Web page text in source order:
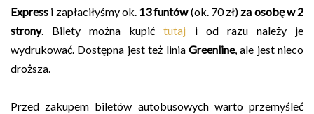
Express i zapłaciłyśmy ok. 13 funtów(ok. 70 zł) za osobę w 2
strony. Bilety można kupićtutaj i od razu należy je
wydrukować. Dostępna jest też linia Greenline, ale jest nieco
droższa.
Przed zakupem biletów autobusowych warto przemyśleć